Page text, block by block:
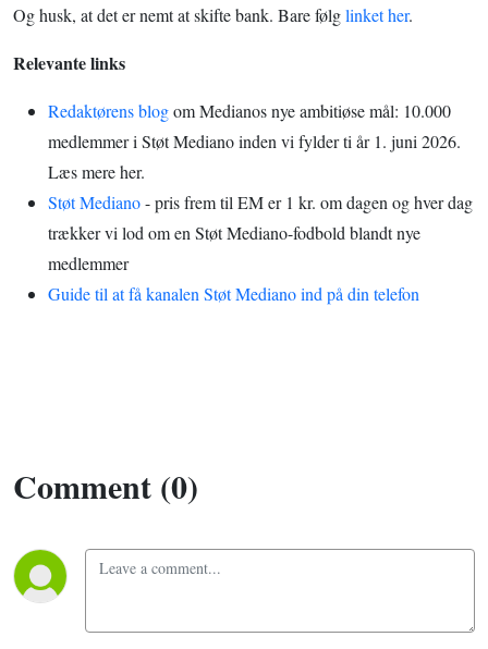
Og husk, at det er nemt at skifte bank. Bare følglinket her.
Relevante links
Redaktørens blogom Medianos nye ambitiøse mål: 10.000
medlemmer i Støt Mediano inden vi fylder ti år 1. juni 2026.
Læs mere her.
Støt Mediano- pris frem til EM er 1 kr. om dagen og hver dag
trækker vi lod om en Støt Mediano-fodbold blandt nye
medlemmer
Guide til at få kanalen Støt Mediano ind på din telefon
Comment (0)